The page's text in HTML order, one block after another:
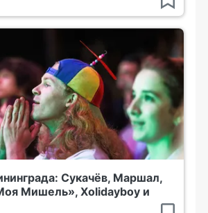
Сукачёв, Маршал,
Мишель», Xolidayboy и